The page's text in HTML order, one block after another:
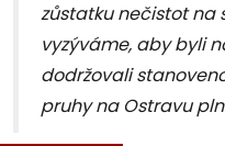
zůstatku nečistot na
vyzýváme, aby byli
dodržovali
pruhy na Ostravu